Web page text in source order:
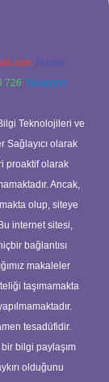
Teams:
726 Telegram:
Teknolojileri ve
Sağlayıcı olarak
proaktif olarak
Ancak,
olup, siteye
internet sitesi,
bağlantısı
makaleler
taşımamakta
tesadüfidir.
bilgi paylaşım
olduğunu